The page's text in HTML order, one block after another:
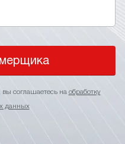
соглашаетесь на обработку
данных